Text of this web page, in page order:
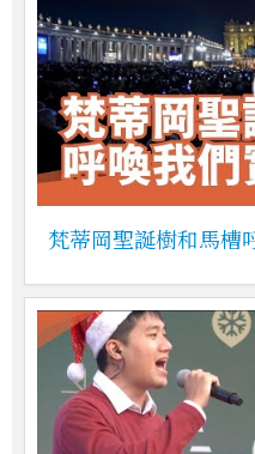
梵蒂岡聖誕樹和馬槽